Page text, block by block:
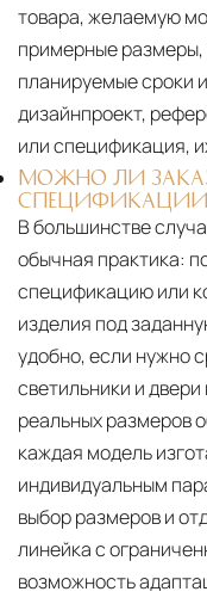
товара, желаемую
примерные
планируемые сроки
дизайнпроект,
или спецификация,
МОЖНО ЛИ
СПЕЦИФИКАЦИИ
В большинстве
обычная практика:
спецификацию или
изделия под
удобно, если нужно
светильники и
реальных размеров
каждая модель
индивидуальным
выбор размеров и
линейка с
возможность